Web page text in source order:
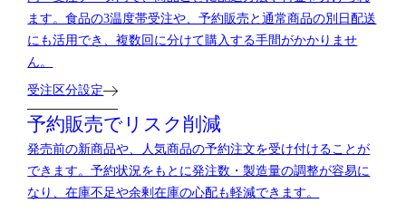
ます。食品の3温度帯受注や、予約販売と通常商品の別日配送
にも活用でき、複数回に分けて購入する手間がかかりませ
ん。
受注区分設定
予約販売でリスク削減
発売前の新商品や、人気商品の予約注文を受け付けることが
できます。予約状況をもとに発注数・製造量の調整が容易に
なり、在庫不足や余剰在庫の心配も軽減できます。